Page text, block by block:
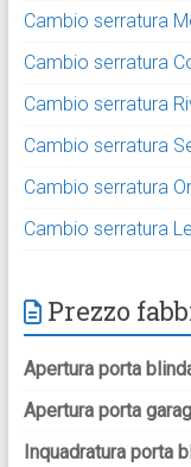
Cambio serratura
Cambio serratura
Cambio serratura
Cambio serratura
Cambio serratura
Cambio serratura
Prezzo
Apertura porta
Apertura porta
Inquadratura porta